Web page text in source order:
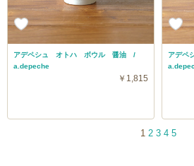
アデペシュ オトハ ボウル 醤油 /
a.depeche
￥1,815
アデ
1 2 3 4 5